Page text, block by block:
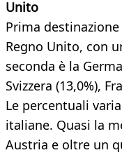
Unito
Prima
Regno Unito, con
seconda è la
Svizzera (13,0%),
Le percentuali
italiane. Quasi la
Austria e oltre un